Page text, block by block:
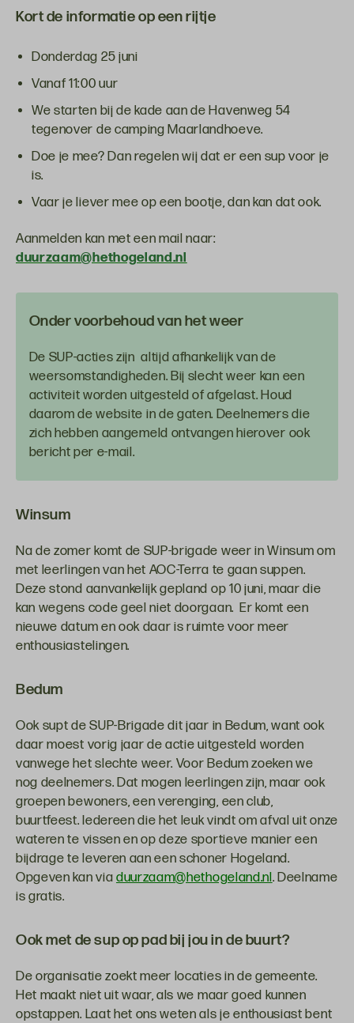
Kort de informatie op een rijtje
Donderdag 25 juni
Vanaf 11:00 uur
We starten bij de kade aan de Havenweg 54
tegenover de camping Maarlandhoeve.
Doe je mee? Dan regelen wij dat er een sup voor je
is.
Vaar je liever mee op een bootje, dan kan dat ook.
Aanmelden kan met een mail naar:
duurzaam@hethogeland.nl
Onder voorbehoud van het weer
De SUP-acties zijn altijd afhankelijk van de
weersomstandigheden. Bij slecht weer kan een
activiteit worden uitgesteld of afgelast. Houd
daarom de website in de gaten. Deelnemers die
zich hebben aangemeld ontvangen hierover ook
bericht per e-mail.
Winsum
Na de zomer komt de SUP-brigade weer in Winsum om
met leerlingen van het AOC-Terra te gaan suppen.
Deze stond aanvankelijk gepland op 10 juni, maar die
kan wegens code geel niet doorgaan. Er komt een
nieuwe datum en ook daar is ruimte voor meer
enthousiastelingen.
Bedum
Ook supt de SUP-Brigade dit jaar in Bedum, want ook
daar moest vorig jaar de actie uitgesteld worden
vanwege het slechte weer. Voor Bedum zoeken we
nog deelnemers. Dat mogen leerlingen zijn, maar ook
groepen bewoners, een verenging, een club,
buurtfeest. Iedereen die het leuk vindt om afval uit onze
wateren te vissen en op deze sportieve manier een
bijdrage te leveren aan een schoner Hogeland.
Opgeven kan via duurzaam@hethogeland.nl. Deelname
is gratis.
Ook met de sup op pad bij jou in de buurt?
De organisatie zoekt meer locaties in de gemeente.
Het maakt niet uit waar, als we maar goed kunnen
opstappen. Laat het ons weten als je enthousiast bent